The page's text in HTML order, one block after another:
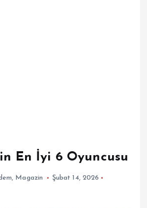
En İyi 6 Oyuncusu
, Magazin
Şubat 14, 2026